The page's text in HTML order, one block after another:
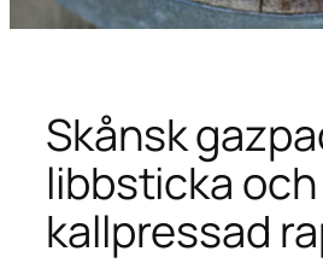
Skånsk
libbsticka och
kallpressad